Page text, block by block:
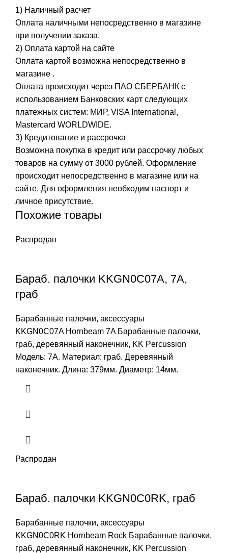
1) Наличный расчет
Оплата наличными непосредственно в магазине
при получении заказа.
2) Оплата картой на сайте
Оплата картой возможна непосредственно в
магазине .
Оплата происходит через ПАО СБЕРБАНК с
использованием Банковских карт следующих
платежных систем: МИР, VISA International,
Mastercard WORLDWIDE.
3) Кредитование и рассрочка
Возможна покупка в кредит или рассрочку любых
товаров на сумму от 3000 рублей. Оформление
происходит непосредственно в магазине или на
сайте. Для оформления необходим паспорт и
личное присутствие.
Похожие товары
Распродан
Бараб. палочки KKGN0C07A, 7A,
граб
Барабанные палочки, аксессуары
KKGN0C07A Hornbeam 7A Барабанные палочки,
граб, деревянный наконечник, KK Percussion
Модель: 7A. Материал: граб. Деревянный
наконечник. Длина: 379мм. Диаметр: 14мм.
Распродан
Бараб. палочки KKGN0C0RK, граб
Барабанные палочки, аксессуары
KKGN0C0RK Hornbeam Rock Барабанные палочки,
граб, деревянный наконечник, KK Percussion